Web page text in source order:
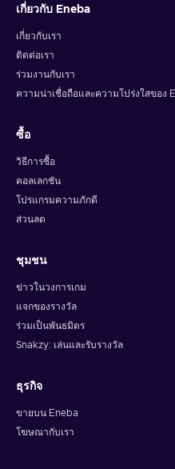
เกี่ยวกับ Eneba
เกี่ยวกับเรา
ติดต่อเรา
ร่วมงานกับเรา
ความน่าเชื่อถือและความโปร่งใสของ
ซื้อ
วิธีการซื้อ
คอลเลกชัน
โปรแกรมความภักดี
ส่วนลด
ชุมชน
ข่าวในวงการเกม
แจกของรางวัล
ร่วมเป็นพันธมิตร
Snakzy: เล่นและรับรางวัล
ธุรกิจ
ขายบน Eneba
โฆษณากับเรา